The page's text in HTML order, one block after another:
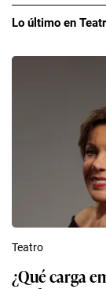
Lo último en
Teatro
¿Qué carga